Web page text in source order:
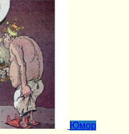
Юмор